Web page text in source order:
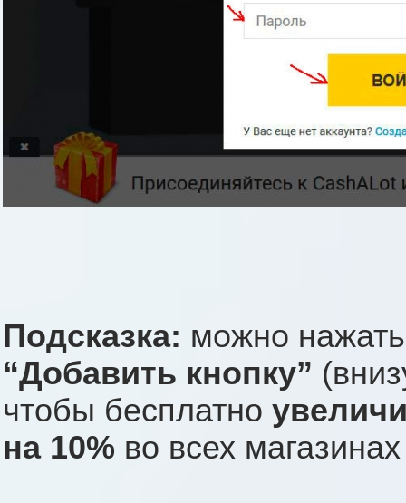
Подсказка: можно
“Добавить кнопку”
чтобы бесплатно
на 10% во всех